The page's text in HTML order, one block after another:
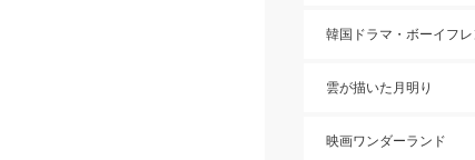
韓国ドラマ・ボーイフレ
雲が描いた月明り
映画ワンダーランド